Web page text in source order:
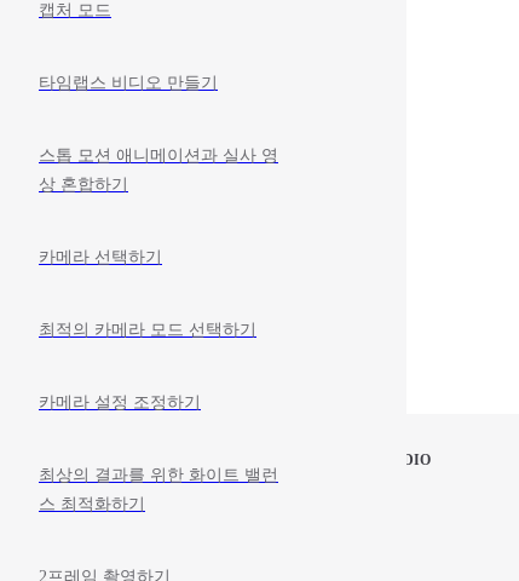
캡처 모드
타임랩스 비디오 만들기
스톱 모션 애니메이션과 실사 영
상 혼합하기
카메라 선택하기
최적의 카메라 모드 선택하기
카메라 설정 조정하기
최상의 결과를 위한 화이트 밸런
스 최적화하기
2프레임 촬영하기
STOP MOTION STUDIO